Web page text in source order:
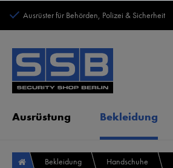
Ausrüster für Behörden, Polizei & Sicherheit
Ausrüstung Bekleidung
Bekleidung Handschuhe